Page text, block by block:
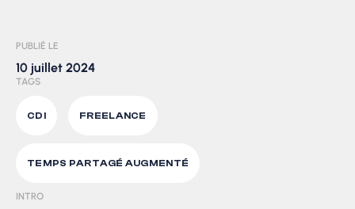
PUBLIÉ LE
10 juillet 2024
TAGS
CDI FREELANCE
TEMPS PARTAGÉ AUGMENTÉ
INTRO